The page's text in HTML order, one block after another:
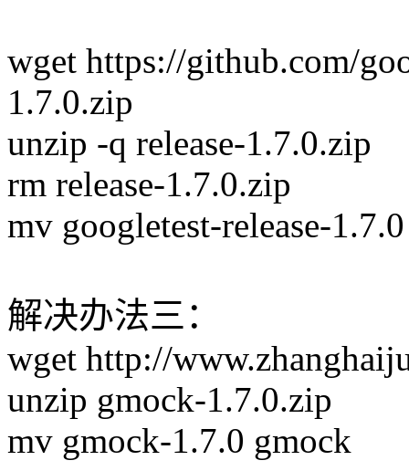
wget https://github.com/
1.7.0.zip
unzip -q release-1.7.0.zip
rm release-1.7.0.zip
mv googletest-release-
解决办法三：
wget http://
unzip gmock-1.7.0.zip
mv gmock-1.7.0 gmock